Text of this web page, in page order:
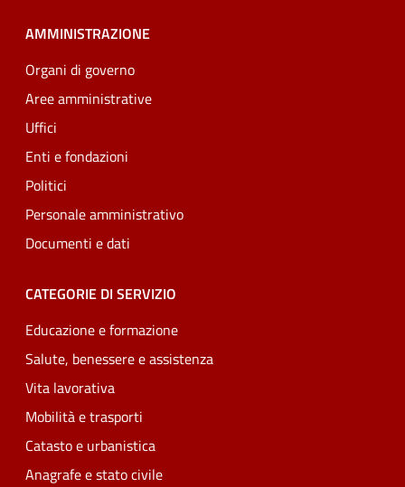
AMMINISTRAZIONE
Organi di governo
Aree amministrative
Uffici
Enti e fondazioni
Politici
Personale amministrativo
Documenti e dati
CATEGORIE DI SERVIZIO
Educazione e formazione
Salute, benessere e assistenza
Vita lavorativa
Mobilità e trasporti
Catasto e urbanistica
Anagrafe e stato civile